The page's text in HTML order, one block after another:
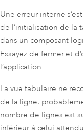
Une erreur interne
de l’initialisation de la
dans un composant
Essayez de fermer et
l’application.
La vue tabulaire ne
de la ligne,
nombre de lignes est
inférieur à celui